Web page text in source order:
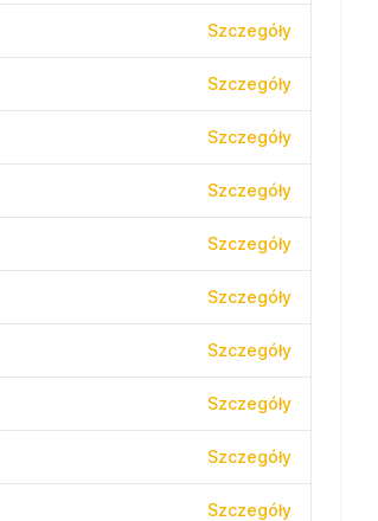
Szczegóły
Szczegóły
Szczegóły
Szczegóły
Szczegóły
Szczegóły
Szczegóły
Szczegóły
Szczegóły
Szczegóły